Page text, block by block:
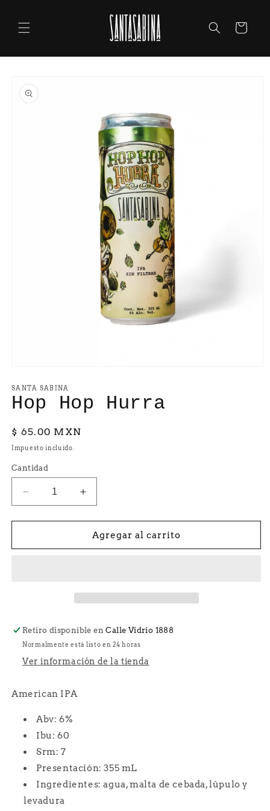
al contenido
Carrito
información
multimedia
1
en
modal
SANTA SABINA
Hop Hop Hurra
Precio
habitual
$ 65.00 MXN
Impuesto incluido.
Cantidad
Reducir
cantidad
para
Hop
Aumentar
cantidad
para
Hop
Hop
Agregar al carrito
Retiro disponible enCalle Vidrio 1888
Normalmente está listo en 24 horas
Ver información de la tienda
American IPA
Abv: 6%
Ibu: 60
Srm: 7
Presentación: 355 mL
Ingredientes: agua, malta de cebada, lúpulo y
levadura